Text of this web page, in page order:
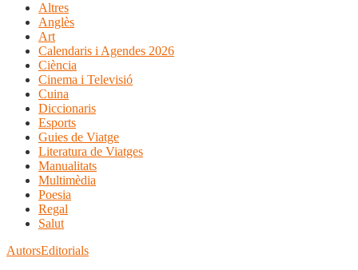
Altres
Anglès
Art
Calendaris i Agendes 2026
Ciència
Cinema i Televisió
Cuina
Diccionaris
Esports
Guies de Viatge
Literatura de Viatges
Manualitats
Multimèdia
Poesia
Regal
Salut
AutorsEditorials